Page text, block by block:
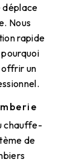
déplace
Nous
rapide
un
chauffe-
de